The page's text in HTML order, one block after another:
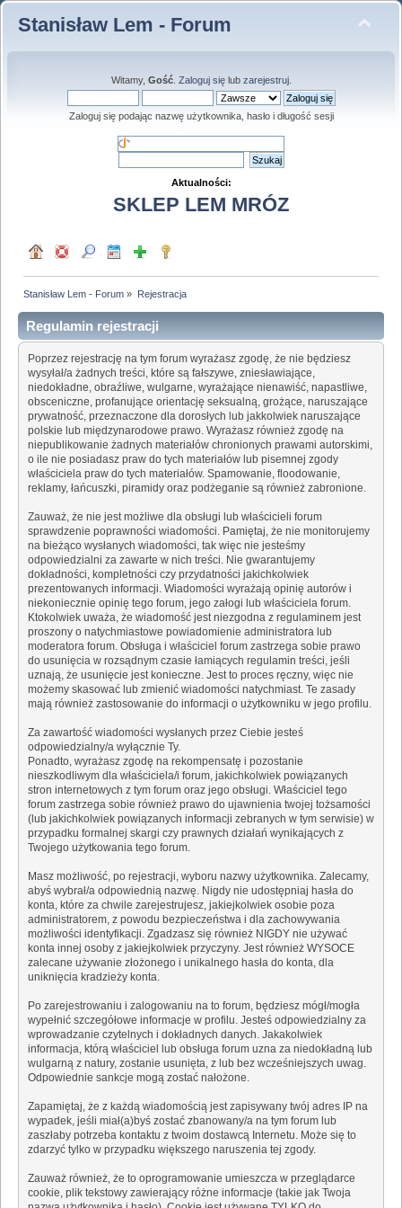
Stanisław Lem - Forum
Witamy, Gość. Zaloguj sięlub zarejestruj.
Zaloguj się podając nazwę użytkownika, hasło i długość sesji
Aktualności:
SKLEP LEM MRÓZ
Stanisław Lem - Forum » Rejestracja
Regulamin rejestracji
Poprzez rejestrację na tym forum wyrażasz zgodę, że nie będziesz
wysyłał/a żadnych treści, które są fałszywe, zniesławiające,
niedokładne, obraźliwe, wulgarne, wyrażające nienawiść, napastliwe,
obsceniczne, profanujące orientację seksualną, grożące, naruszające
prywatność, przeznaczone dla dorosłych lub jakkolwiek naruszające
polskie lub międzynarodowe prawo. Wyrażasz również zgodę na
niepublikowanie żadnych materiałów chronionych prawami autorskimi,
o ile nie posiadasz praw do tych materiałów lub pisemnej zgody
właściciela praw do tych materiałów. Spamowanie, floodowanie,
reklamy, łańcuszki, piramidy oraz podżeganie są również zabronione.
Zauważ, że nie jest możliwe dla obsługi lub właścicieli forum
sprawdzenie poprawności wiadomości. Pamiętaj, że nie monitorujemy
na bieżąco wysłanych wiadomości, tak więc nie jesteśmy
odpowiedzialni za zawarte w nich treści. Nie gwarantujemy
dokładności, kompletności czy przydatności jakichkolwiek
prezentowanych informacji. Wiadomości wyrażają opinię autorów i
niekoniecznie opinię tego forum, jego załogi lub właściciela forum.
Ktokolwiek uważa, że wiadomość jest niezgodna z regulaminem jest
proszony o natychmiastowe powiadomienie administratora lub
moderatora forum. Obsługa i właściciel forum zastrzega sobie prawo
do usunięcia w rozsądnym czasie łamiących regulamin treści, jeśli
uznają, że usunięcie jest konieczne. Jest to proces ręczny, więc nie
możemy skasować lub zmienić wiadomości natychmiast. Te zasady
mają również zastosowanie do informacji o użytkowniku w jego profilu.
Za zawartość wiadomości wysłanych przez Ciebie jesteś
odpowiedzialny/a wyłącznie Ty.
Ponadto, wyrażasz zgodę na rekompensatę i pozostanie
nieszkodliwym dla właściciela/i forum, jakichkolwiek powiązanych
stron internetowych z tym forum oraz jego obsługi. Właściciel tego
forum zastrzega sobie również prawo do ujawnienia twojej tożsamości
(lub jakichkolwiek powiązanych informacji zebranych w tym serwisie) w
przypadku formalnej skargi czy prawnych działań wynikających z
Twojego użytkowania tego forum.
Masz możliwość, po rejestracji, wyboru nazwy użytkownika. Zalecamy,
abyś wybrał/a odpowiednią nazwę. Nigdy nie udostępniaj hasła do
konta, które za chwile zarejestrujesz, jakiejkolwiek osobie poza
administratorem, z powodu bezpieczeństwa i dla zachowywania
możliwości identyfikacji. Zgadzasz się również NIGDY nie używać
konta innej osoby z jakiejkolwiek przyczyny. Jest również WYSOCE
zalecane używanie złożonego i unikalnego hasła do konta, dla
uniknięcia kradzieży konta.
Po zarejestrowaniu i zalogowaniu na to forum, będziesz mógł/mogła
wypełnić szczegółowe informacje w profilu. Jesteś odpowiedzialny za
wprowadzanie czytelnych i dokładnych danych. Jakakolwiek
informacja, którą właściciel lub obsługa forum uzna za niedokładną lub
wulgarną z natury, zostanie usunięta, z lub bez wcześniejszych uwag.
Odpowiednie sankcje mogą zostać nałożone.
Zapamiętaj, że z każdą wiadomością jest zapisywany twój adres IP na
wypadek, jeśli miał(a)byś zostać zbanowany/a na tym forum lub
zaszłaby potrzeba kontaktu z twoim dostawcą Internetu. Może się to
zdarzyć tylko w przypadku większego naruszenia tej zgody.
Zauważ również, że to oprogramowanie umieszcza w przeglądarce
cookie, plik tekstowy zawierający różne informacje (takie jak Twoja